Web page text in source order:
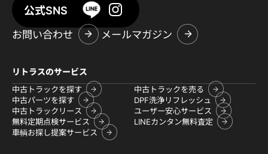
公式SNS
お問い合わせ
メールマガジン
リトラスのサービス
中古トラックを探す
中古トラックを売る
中古パーツを探す
DPF洗浄リフレッシュ
中古トラックリース
ユーザー安心サービス
無料定期点検サービス
LINEカンタン無料査定
車輌お探し提案サービス